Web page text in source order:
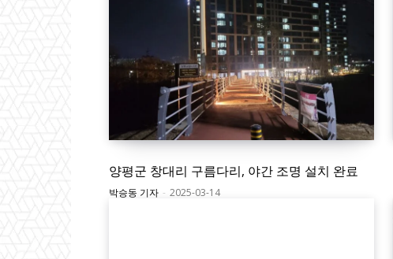
양평군 창대리 구름다리, 야간 조명 설치 완료
박승동 기자 - 2025-03-14